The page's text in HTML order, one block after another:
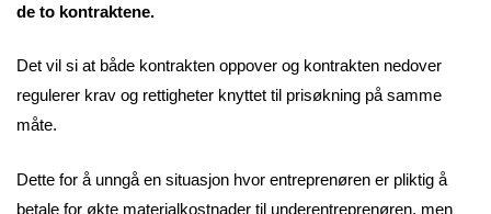
de to kontraktene.
Det vil si at både kontrakten oppover og kontrakten nedover
regulerer krav og rettigheter knyttet til prisøkning på samme
måte.
Dette for å unngå en situasjon hvor entreprenøren er pliktig å
betale for økte materialkostnader til underentreprenøren, men